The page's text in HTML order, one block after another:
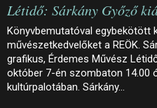
Létidő: Sárkány Győző
Könyvbemutatóval egybekötött
művészetkedvelőket a REÖK.
grafikus, Érdemes Művész
október 7-én szombaton 14.00
kultúrpalotában. Sárkány…